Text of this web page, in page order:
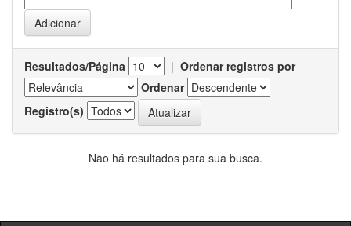
Resultados/Página | Ordenar registros por
Ordenar
Registro(s)
Não há resultados para sua busca.